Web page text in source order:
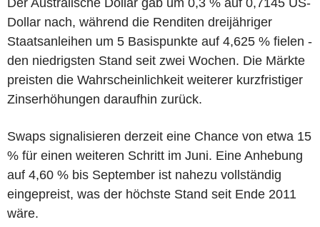
Dollar nach, während die Renditen dreijähriger
Staatsanleihen um 5 Basispunkte auf 4,625 % fielen -
den niedrigsten Stand seit zwei Wochen. Die Märkte
preisten die Wahrscheinlichkeit weiterer kurzfristiger
Zinserhöhungen daraufhin zurück.
Swaps signalisieren derzeit eine Chance von etwa 15
% für einen weiteren Schritt im Juni. Eine Anhebung
auf 4,60 % bis September ist nahezu vollständig
eingepreist, was der höchste Stand seit Ende 2011
wäre.